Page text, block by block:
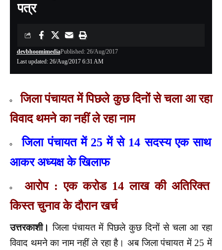
पत्र
Last updated: 26/Aug/2017 6:31 AM
devbhoomimediaPublished: 26/Aug/2017
जिला पंचायत में पिछले कुछ दिनों से चला आ रहा
विवाद थमने का नहीं ले रहा नाम
जिला पंचायत में 25में से 14सदस्य एक साथ
आकर अध्यक्ष के खिलाफ
आरोप : एक करोड 14लाख की अतिरिक्त
किस्त चुनाव के दौरान खर्च
उत्तरकाशी। जिला पंचायत में पिछले कुछ दिनों से चला आ रहा
विवाद थमने का नाम नहीं ले रहा है। अब जिला पंचायत में 25 में